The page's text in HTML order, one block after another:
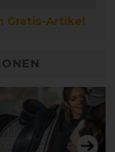
Gratis-Artikel